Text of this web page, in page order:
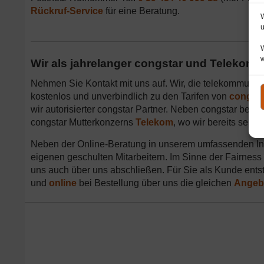
Rückruf-Service für eine Beratung.
Wir als jahrelanger congstar und Telekom
Nehmen Sie Kontakt mit uns auf. Wir, die
kostenlos und unverbindlich zu den Tarifen von congstar
wir autorisierter congstar Partner. Neben congstar
congstar Mutterkonzerns Telekom, wo wir bereits seit
Neben der Online-Beratung in unserem umfassenden
eigenen geschulten Mitarbeitern. Im Sinne der
uns auch über uns abschließen. Für Sie als Kunde
und online bei Bestellung über uns die gleichen